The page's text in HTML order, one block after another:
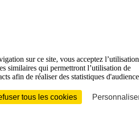
/
sur ce site, vous acceptez l’utilisation
similaires qui permettront l’utilisation de
afin de réaliser des statistiques d'audience
tous les cookies